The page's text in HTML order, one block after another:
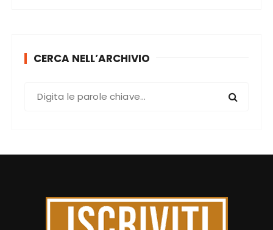
CERCA NELL’ARCHIVIO